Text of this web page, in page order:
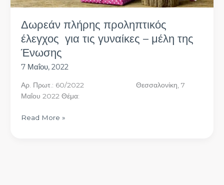
Δωρεάν πλήρης προληπτικός
έλεγχος για τις γυναίκες – μέλη της
Ένωσης
7 Μαΐου, 2022
Αρ. Πρωτ.: 60/2022 Θεσσαλονίκη, 7
Μαΐου 2022 Θέμα:
Read More »